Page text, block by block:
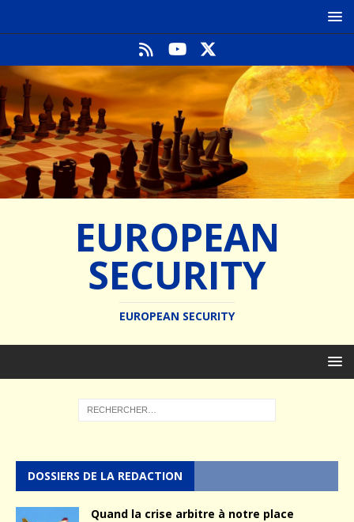
EUROPEAN
SECURITY
EUROPEAN SECURITY
DOSSIERS DE LA REDACTION
Quand la crise arbitre à notre place